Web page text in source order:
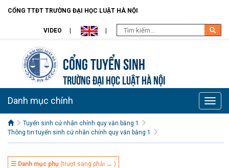
CỔNG TTĐT TRƯỜNG ĐẠI HỌC LUẬT HÀ NỘI
VIDEO
Cổng tuyển sinh
TRƯỜNG ĐẠI HỌC LUẬT HÀ NỘI
Toggle
Danh mục chính
Tuyển sinh cử nhân chính quy văn bằng 1
Thông tin tuyển sinh cử nhân chính quy văn bằng 1
☰ Danh mục phụ (trượt sang phải → )